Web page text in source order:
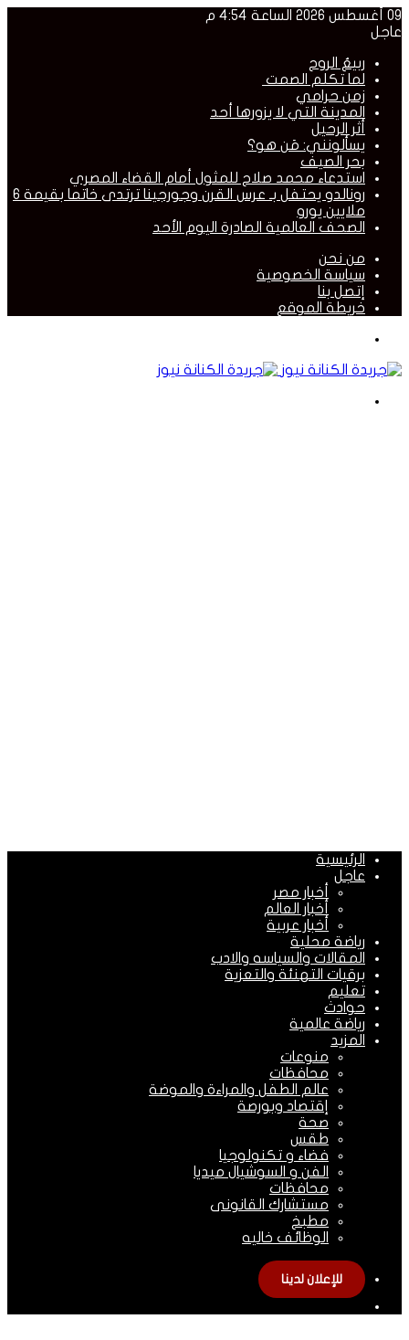
09 أغسطس 2026 الساعة 4:54 م
عاجل
ربيعُ الروح
لما تكلم الصمت
زمن حرامي
المدينة التي لا يزورها أحد
أثر الرحيل
يسألونني: مَن هو؟
بحر الصيف
استدعاء محمد صلاح للمثول أمام القضاء المصري
رونالدو يحتفل بـ عرس القرن وجورجينا ترتدى خاتما بقيمة 6
ملايين يورو
الصحف العالمية الصادرة اليوم الأحد
من نحن
سياسة الخصوصية
إتصل بنا
خريطة الموقع
الرئيسية
عاجل
أخبار مصر
أخبار العالم
أخبار عربية
رياضة محلية
المقالات والسياسه والادب
برقيات التهنئة والتعزية
تعليم
حوادث
رياضة عالمية
المزيد
منوعات
محافظات
عالم الطفل والمراءة والموضة
إقتصاد وبورصة
صحة
طقس
فضاء و تكنولوجيا
الفن و السوشيال ميديا
محافظات
مستشارك القانونى
مطبخ
الوظائف خاليه
للإعلان لدينا